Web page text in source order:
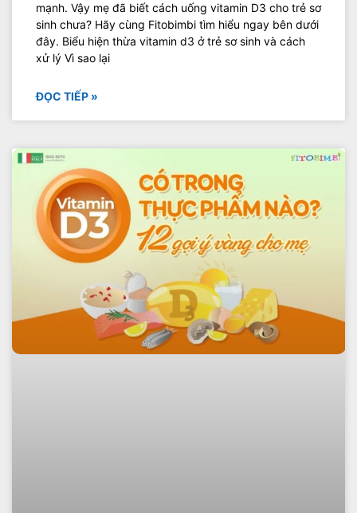
mạnh. Vậy mẹ đã biết cách uống vitamin D3 cho trẻ sơ
sinh chưa? Hãy cùng Fitobimbi tìm hiểu ngay bên dưới
đây. Biểu hiện thừa vitamin d3 ở trẻ sơ sinh và cách
xử lý Vì sao lại
ĐỌC TIẾP »